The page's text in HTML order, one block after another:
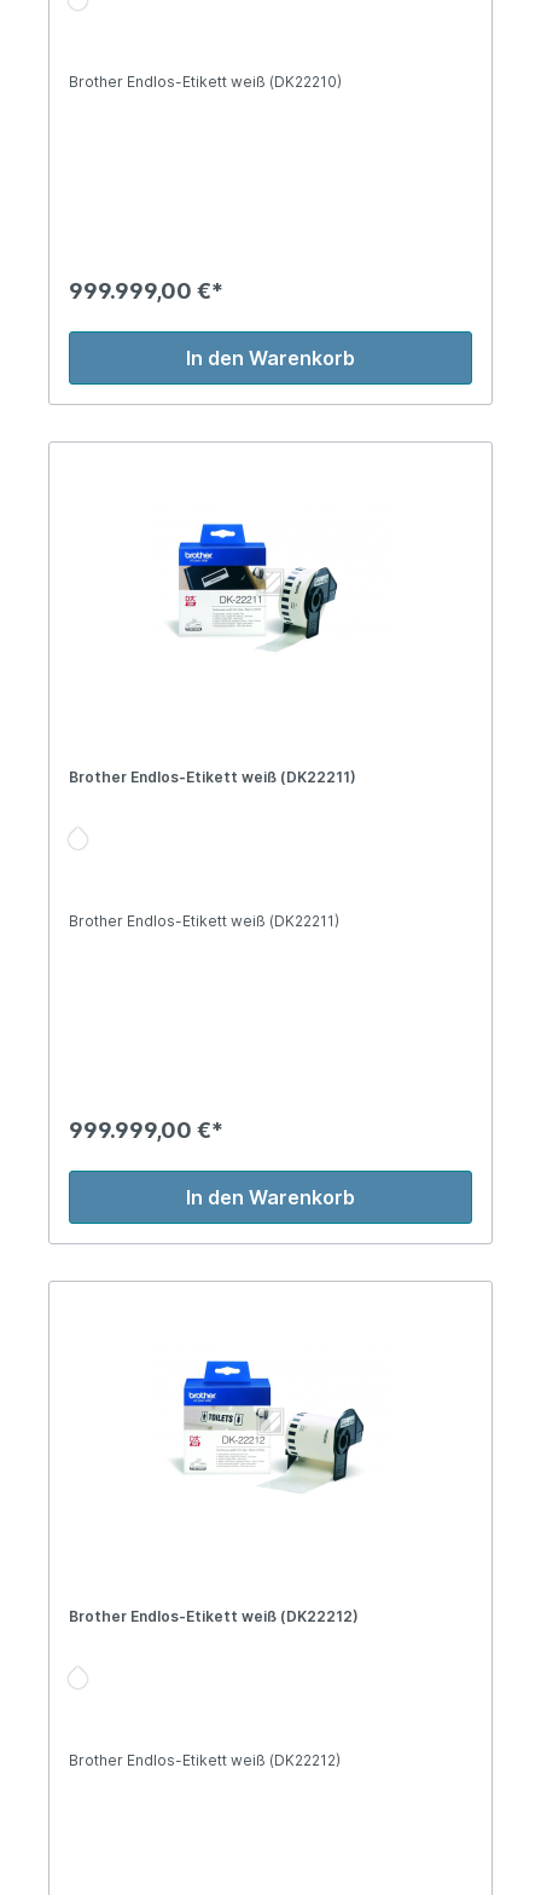
Brother Endlos-Etikett weiß (DK22210)
999.999,00 €*
In den Warenkorb
Brother Endlos-Etikett weiß (DK22211)
Brother Endlos-Etikett weiß (DK22211)
999.999,00 €*
In den Warenkorb
Brother Endlos-Etikett weiß (DK22212)
Brother Endlos-Etikett weiß (DK22212)